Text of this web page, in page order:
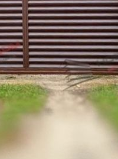
заборы
дизайнерские заборы
ПО СПОСОБУ МОНТАЖА
под ключ
заборы
заборов-лего "сделай